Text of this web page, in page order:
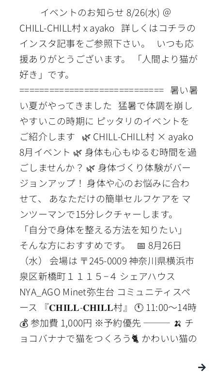
イベントのお知らせ 8/26(水) ＠
CHILL-CHILL村 x ayako 詳しくはコチラの
インスタ記事をご参照下さい。 いつも応
援ありがとうございます。 「人間より猫が
好き」です。
============================= 暑い暑
い夏がやってきました 猛暑で体調を崩し
やすいこの時期に ピッタリのイベントを
ご紹介します 🌿 CHILL-CHILL村 × ayako
8月イベント 🌿 身体も心もゆるむ時間を過
ごしませんか？ 🌿 身体づくり体験がバー
ジョンアップ！ 身体や心のお悩みに合わ
せて、 あなただけの簡単セルフケアを マ
ンツーマンで15分レクチャーします。
「自分で身体を整える方法を知りたい」
そんな方におすすめです。 📅 8月26日
（水） 会場は 〒245-0009 神奈川県横浜市
泉区新橋町１１１５−４ シェアハウス
NYA_AGO Minet弥生台 コミュニティスペ
ース 『𝐂𝐇𝐈𝐋𝐋-𝐂𝐇𝐈𝐋𝐋村』 🕚 11:00〜14時
💰 参加費 1,000円 ※予約優先 ⸻ 🍌 チ
ョコバナナで猫をつくろう🐈 かわいい猫の